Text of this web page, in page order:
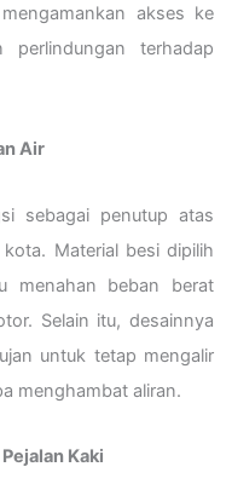
akses ke
perlindungan terhadap
Air
sebagai penutup atas
Material besi dipilih
menahan beban berat
Selain itu, desainnya
untuk tetap mengalir
menghambat aliran.
Kaki